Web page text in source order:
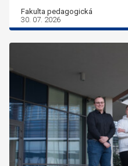
Fakulta pedagogická
30. 07. 2026